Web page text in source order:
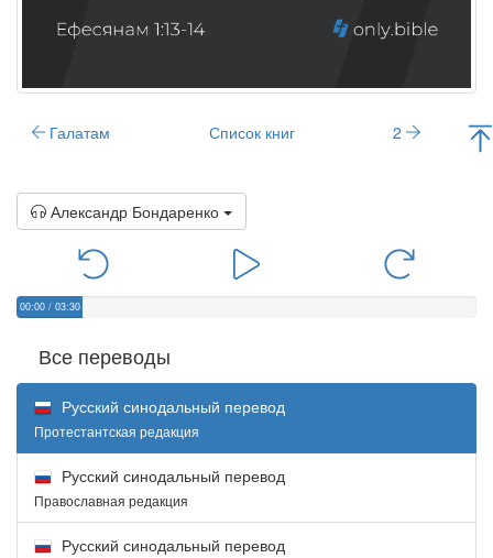
Галатам Список книг 2
Александр Бондаренко
00:00 / 03:30
Все переводы
Русский синодальный перевод
Протестантская редакция
Русский синодальный перевод
Православная редакция
Русский синодальный перевод